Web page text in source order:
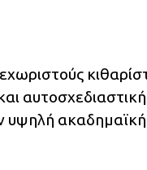
υψηλή ακαδημαϊκή